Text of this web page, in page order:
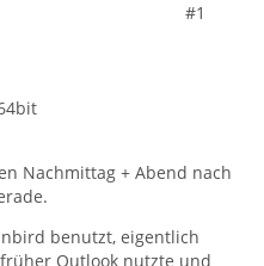
#1
Nachmittag + Abend nach
benutzt, eigentlich
Outlook nutzte und